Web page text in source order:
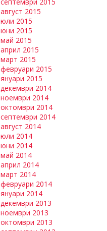
август 2015
юли 2015
юни 2015
май 2015
април 2015
март 2015
февруари 2015
януари 2015
декември 2014
ноември 2014
октомври 2014
септември 2014
август 2014
юли 2014
юни 2014
май 2014
април 2014
март 2014
февруари 2014
януари 2014
декември 2013
ноември 2013
октомври 2013